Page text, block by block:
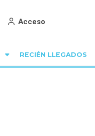
Acceso
RECIÉN LLEGADOS